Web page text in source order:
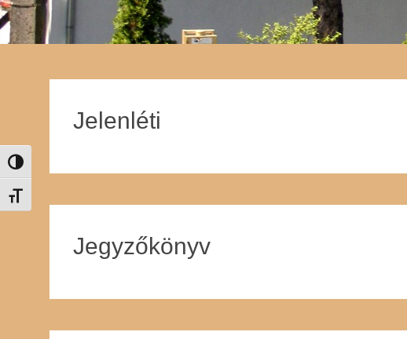
Nagy kontraszt váltása
Betűméret váltása
Jelenléti
Jegyzőkönyv